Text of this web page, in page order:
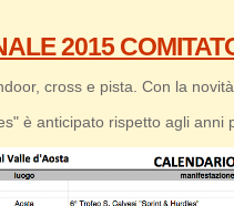
2015
cross e pista. Con la
è anticipato rispetto agli